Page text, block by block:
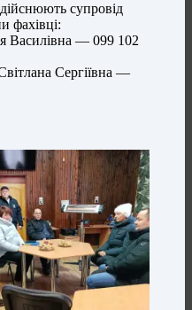
супровід
фахівці:
Василівна — 099 102
Сергіївна —